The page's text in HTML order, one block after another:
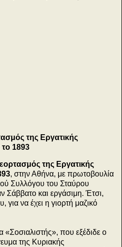
της Εργατικής
το 1893
της Εργατικής
, στην Αθήνα, με πρωτοβουλία
Συλλόγου του Σταύρου
Σάββατο και εργάσιμη. Έτσι,
να έχει η γιορτή μαζικό
που εξέδιδε ο
της Κυριακής